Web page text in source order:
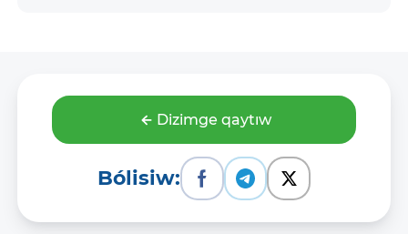
Dizimge qaytıw
Bólisiw: